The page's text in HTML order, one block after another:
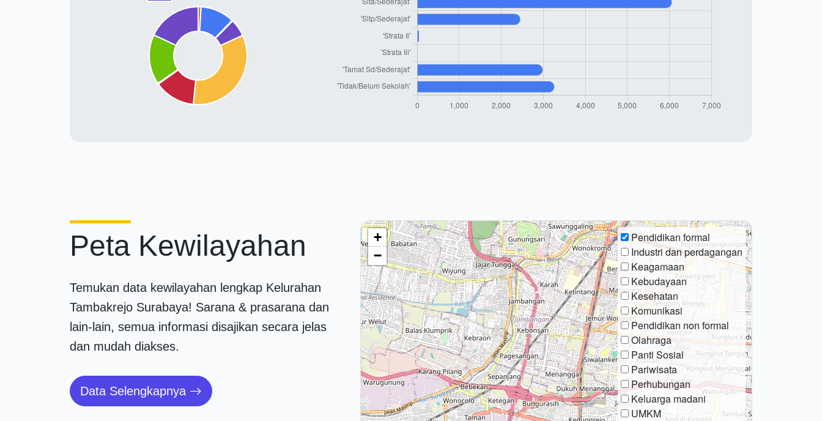
Peta Kewilayahan
Temukan data kewilayahan lengkap Kelurahan
Tambakrejo Surabaya! Sarana & prasarana dan
lain-lain, semua informasi disajikan secara jelas
dan mudah diakses.
Data Selengkapnya
Pendidikan formal
Industri dan perdagangan
Keagamaan
Kebudayaan
Kesehatan
Komunikasi
Pendidikan non formal
Olahraga
Panti Sosial
Pariwisata
Perhubungan
Keluarga madani
UMKM
+
−